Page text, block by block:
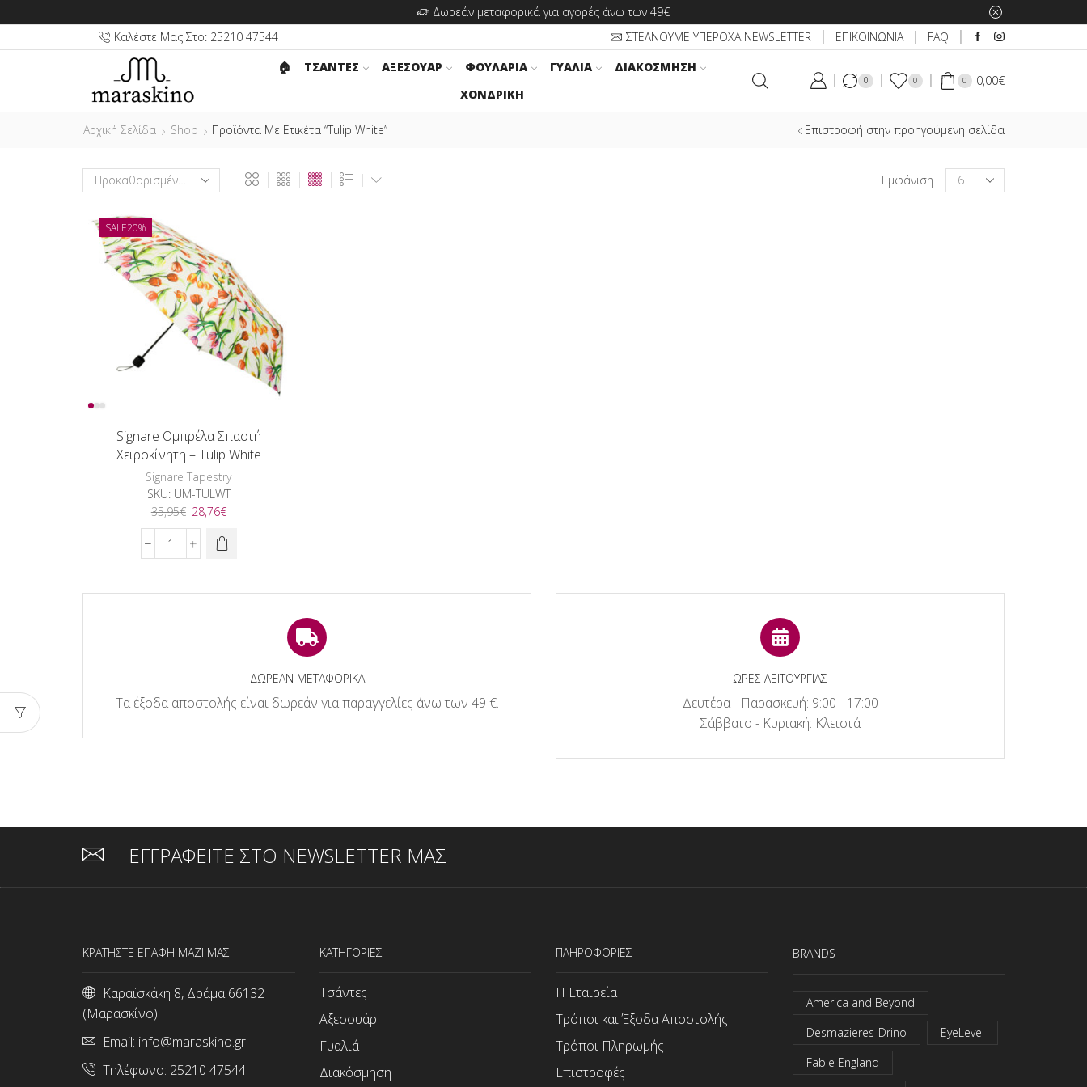
Δωρεάν μεταφορικά για αγορές άνω των 49€
Καλέστε Μας Στο: 25210 47544
ΣΤΕΛΝΟΥΜΕ ΥΠΕΡΟΧΑ NEWSLETTER ΕΠΙΚΟΙΝΩΝΙΑ
FAQ
🏠︎
ΤΣΑΝΤΕΣ ΑΞΕΣΟΥΆΡ ΦΟΥΛΆΡΙΑ ΓΥΑΛΙΆ
ΔΙΑΚΌΣΜΗΣΗ
ΧΟΝΔΡΙΚΉ
0 0 0 0,00€
Αρχική Σελίδα Shop Προϊόντα Με Ετικέτα “Tulip White” Επιστροφή στην προηγούμενη σελίδα
Εμφάνιση
Products
per
SALE20%
Signare Ομπρέλα Σπαστή
Χειροκίνητη – Tulip White
Signare Tapestry
SKU: UM-TULWT
35,95€ Original
price
was:
35,95€.
28,76€Η
τιμή
Signare
ΔΩΡΕΑΝ ΜΕΤΑΦΟΡΙΚΑ
Τα έξοδα αποστολής είναι δωρεάν για παραγγελίες άνω των 49 €.
ΩΡΕΣ ΛΕΙΤΟΥΡΓΙΑΣ
Δευτέρα - Παρασκευή: 9:00 - 17:00
Σάββατο - Κυριακή: Κλειστά
ΕΓΓΡΑΦΕΙΤΕ ΣΤΟ NEWSLETTER ΜΑΣ
ΚΡΑΤΗΣΤΕ ΕΠΑΦΗ ΜΑΖΙ ΜΑΣ
Καραϊσκάκη 8, Δράμα 66132
(Μαρασκίνο)
Email: info@maraskino.gr
Τηλέφωνο: 25210 47544
ΚΑΤΗΓΟΡΙΕΣ
Τσάντες
Αξεσουάρ
Γυαλιά
Διακόσμηση
ΠΛΗΡΟΦΟΡΙΕΣ
Η Εταιρεία
Τρόποι και Έξοδα Αποστολής
Τρόποι Πληρωμής
Επιστροφές
BRANDS
America and Beyond
Desmazieres-Drino
EyeLevel
Fable England